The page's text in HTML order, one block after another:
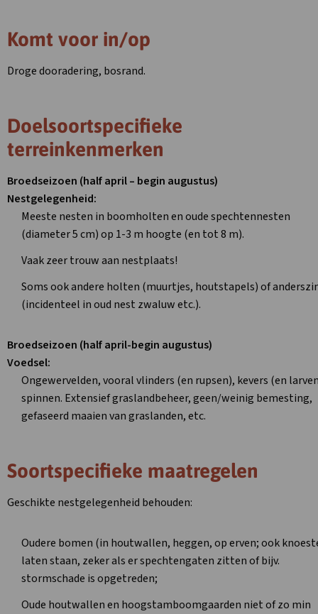
Komt voor in/op
Droge dooradering, bosrand.
Doelsoortspecifieke
terreinkenmerken
Broedseizoen (half april – begin augustus)
Nestgelegenheid:
Meeste nesten in boomholten en oude spechtennesten
(diameter 5 cm) op 1-3 m hoogte (en tot 8 m).
Vaak zeer trouw aan nestplaats!
Soms ook andere holten (muurtjes, houtstapels) of
(incidenteel in oud nest zwaluw etc.).
Broedseizoen (half april-begin augustus)
Voedsel:
Ongewervelden, vooral vlinders (en rupsen), kevers (en
spinnen. Extensief graslandbeheer, geen/weinig bemesting,
gefaseerd maaien van graslanden, etc.
Soortspecifieke maatregelen
Geschikte nestgelegenheid behouden:
Oudere bomen (in houtwallen, heggen, op erven; ook
laten staan, zeker als er spechtengaten zitten of bijv.
stormschade is opgetreden;
Oude houtwallen en hoogstamboomgaarden niet of zo min